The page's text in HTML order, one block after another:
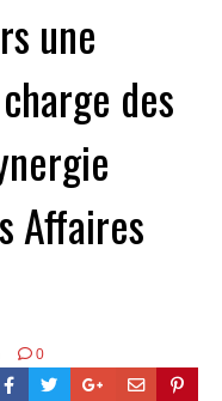
une
des
Affaires
0